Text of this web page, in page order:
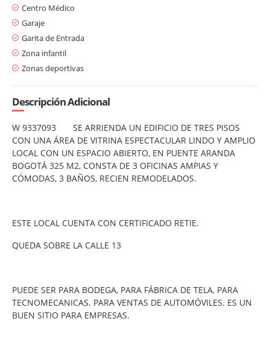
Centro Médico
Garaje
Garita de Entrada
Zona infantil
Zonas deportivas
Descripción Adicional
W 9337093 SE ARRIENDA UN EDIFICIO DE TRES PISOS
CON UNA ÁREA DE VITRINA ESPECTACULAR LINDO Y AMPLIO
LOCAL CON UN ESPACIO ABIERTO, EN PUENTE ARANDA
BOGOTÁ 325 M2, CONSTA DE 3 OFICINAS AMPIAS Y
CÓMODAS, 3 BAÑOS, RECIEN REMODELADOS.
ESTE LOCAL CUENTA CON CERTIFICADO RETIE.
QUEDA SOBRE LA CALLE 13
PUEDE SER PARA BODEGA, PARA FÁBRICA DE TELA, PARA
TECNOMECANICAS. PARA VENTAS DE AUTOMÓVILES. ES UN
BUEN SITIO PARA EMPRESAS.